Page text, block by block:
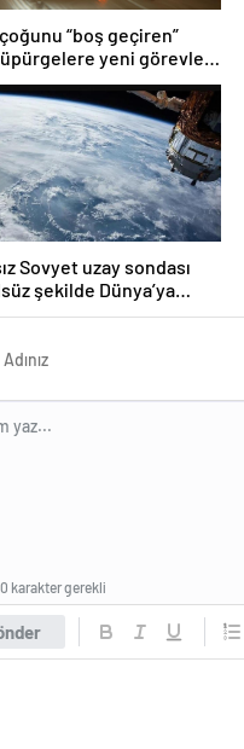
“boş geçiren”
yeni görevler
Sovyet uzay sondası
şekilde Dünya’ya
karakter gerekli